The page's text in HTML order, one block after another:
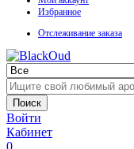
Избранное
Отслеживание заказа
Поиск
Войти
Кабинет
0